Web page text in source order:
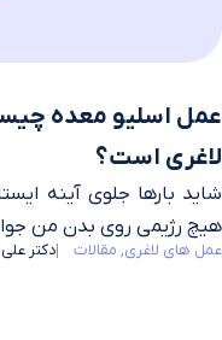
عمل اسلیو معده
لاغری است؟
شاید بارها جلوی آینه
هیچ رژیمی روی بدن من
عمل های لاغری مقالات دکتر